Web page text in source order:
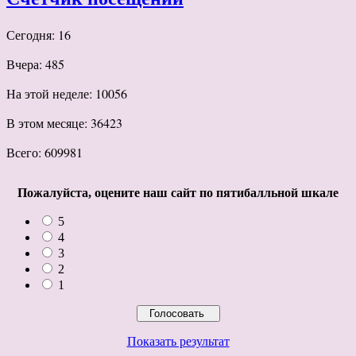
Сегодня: 16
Вчера: 485
На этой неделе: 10056
В этом месяце: 36423
Всего: 609981
Пожалуйста, оцените наш сайт по пятибалльной шкале
5
4
3
2
1
Показать результат